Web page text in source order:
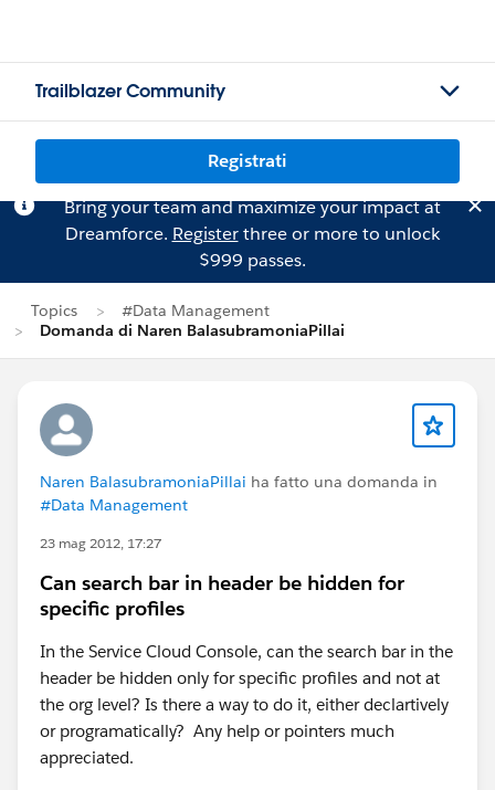
Trailblazer Community
Registrati
Bring your team and maximize your impact at
Dreamforce. Registerthree or more to unlock
$999 passes.
Topics
#Data Management
Domanda di Naren BalasubramoniaPillai
Naren BalasubramoniaPillai ha fatto una domanda in
#Data Management
23 mag 2012, 17:27
Can search bar in header be hidden for
specific profiles
In the Service Cloud Console, can the search bar in the
header be hidden only for specific profiles and not at
the org level? Is there a way to do it, either declartively
or programatically? Any help or pointers much
appreciated.